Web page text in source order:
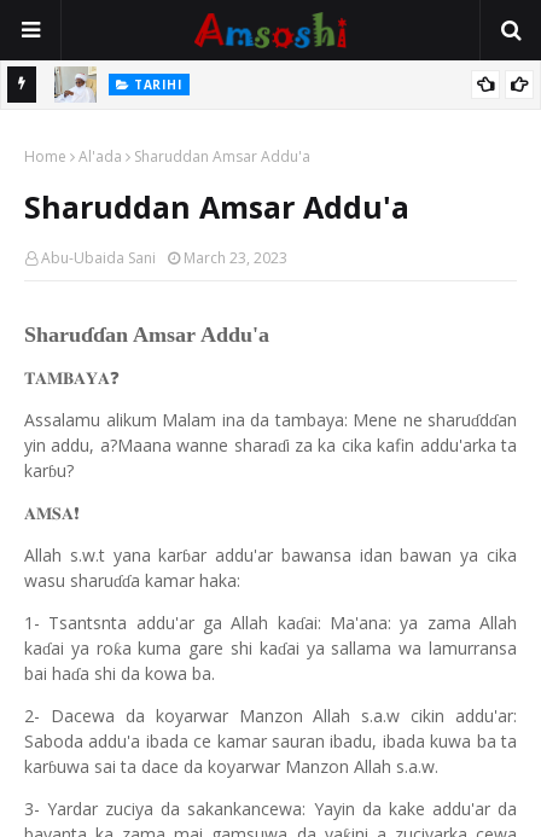
Mata TARIHI
Hassan
Home Al'ada Sharuddan Amsar Addu'a
Sharuddan Amsar Addu'a
Abu-Ubaida Sani March 23, 2023
Sharuɗɗan Amsar Addu'a
𝐓𝐀𝐌𝐁𝐀𝐘𝐀❓
Assalamu alikum Malam ina da tambaya: Mene ne sharuɗdɗan
yin addu, a?Maana wanne sharaɗi za ka cika kafin addu'arka ta
karɓu?
𝐀𝐌𝐒𝐀❗️
Allah s.w.t yana karɓar addu'ar bawansa idan bawan ya cika
wasu sharuɗɗa kamar haka:
1- Tsantsnta addu'ar ga Allah kaɗai: Ma'ana: ya zama Allah
kaɗai ya roƙa kuma gare shi kaɗai ya sallama wa lamurransa
bai haɗa shi da kowa ba.
2- Dacewa da koyarwar Manzon Allah s.a.w cikin addu'ar:
Saboda addu'a ibada ce kamar sauran ibadu, ibada kuwa ba ta
karɓuwa sai ta dace da koyarwar Manzon Allah s.a.w.
3- Yardar zuciya da sakankancewa: Yayin da kake addu'ar da